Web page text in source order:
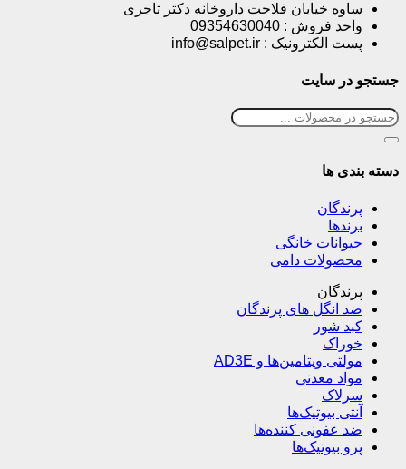
ساوه خیابان فلاحت داروخانه دکتر تاجری
واحد فروش : 09354630040
پست الکترونیک : info@salpet.ir
جستجو در سایت
دسته بندی ها
پرندگان
برندها
حیوانات خانگی
محصولات دامی
پرندگان
ضد انگل های پرندگان
کبد شور
خوراک
مولتی ویتامین‌ها و AD3E
مواد معدنی
سرلاک
آنتی بیوتیک‌ها
ضد عفونی کننده‌ها
پرو بیوتیک‌ها